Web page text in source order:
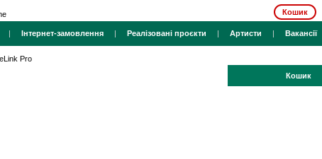
Кошик
| Інтернет-замовлення | Реалізовані проєкти | Артисти | Вакансії
Pro
Кошик